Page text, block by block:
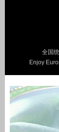
全国
Enjoy